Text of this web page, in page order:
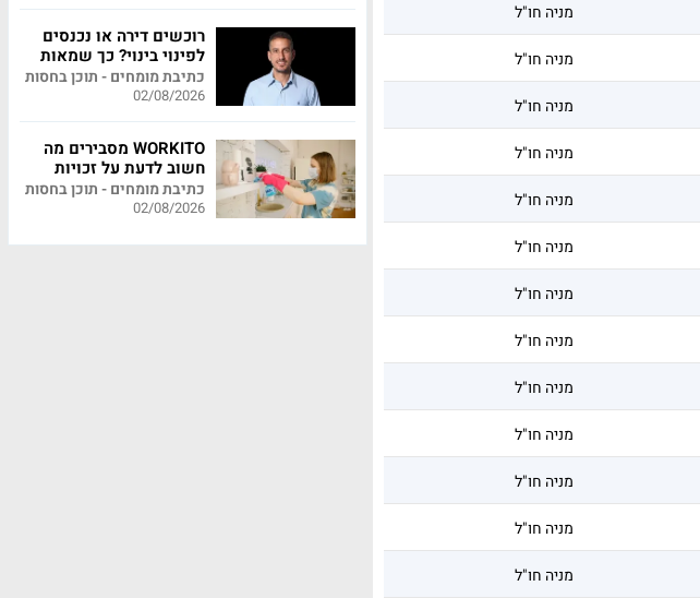
מניה חו"ל
מניה חו"ל
מניה חו"ל
מניה חו"ל
מניה חו"ל
מניה חו"ל
מניה חו"ל
מניה חו"ל
מניה חו"ל
מניה חו"ל
מניה חו"ל
מניה חו"ל
מניה חו"ל
רוכשים דירה או נכנסים
לפינוי בינוי? כך שמאות
מקצועית יכולה לחסוך
לכם מאות אלפי שקלים
כתיבת מומחים - תוכן בחסות
02/08/2026
WORKITO מסבירים מה
חשוב לדעת על זכויות
עובדי משק בית
כתיבת מומחים - תוכן בחסות
02/08/2026